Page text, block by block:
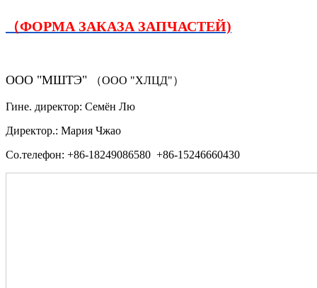
（ФОРМА ЗАКАЗА ЗАПЧАСТЕЙ)
ООО "МШТЭ" （ООО "ХЛЦД"）
Гине. директор: Семён Лю
Директор.: Мария Чжао
Со.телефон: +86-18249086580 +86-15246660430